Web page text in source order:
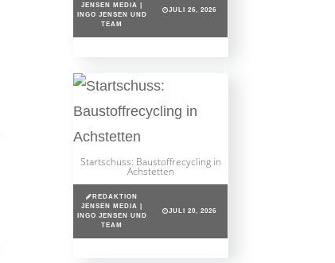
JENSEN MEDIA |
INGO JENSEN UND
TEAM
JULI 26, 2026
Startschuss: Baustoffrecycling in
Achstetten
REDAKTION
JENSEN MEDIA |
INGO JENSEN UND
TEAM
JULI 20, 2026